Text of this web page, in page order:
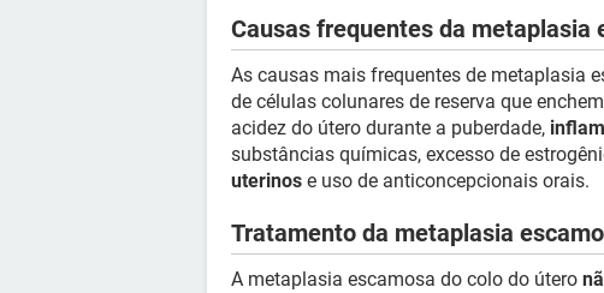
Causas frequentes da metaplasia
As causas mais frequentes de metaplasia
de células colunares de reserva que
acidez do útero durante a puberdade,
substâncias químicas, excesso de
uterinos e uso de anticoncepcionais orais.
Tratamento da metaplasia
A metaplasia escamosa do colo do útero